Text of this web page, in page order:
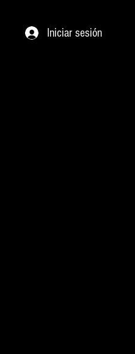
Iniciar sesión